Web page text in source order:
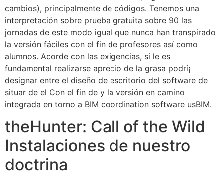
cambios), principalmente de códigos. Tenemos una
interpretación sobre prueba gratuita sobre 90 las
jornadas de este modo­ igual que nunca han transpirado
la versión fáciles con el fin de profesores así­ como
alumnos. Acorde con las exigencias, si le es
fundamental realizarse aprecio de la grasa podrí¡
designar entre el diseño de escritorio del software de
situar de el Con el fin de y la versión en camino
integrada en torno a BIM coordination software usBIM.
theHunter: Call of the Wild
Instalaciones de nuestro
doctrina